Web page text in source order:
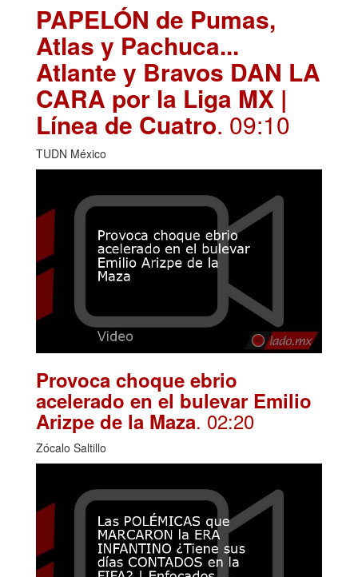
PAPELÓN de Pumas,
Atlas y Pachuca...
Atlante y Bravos DAN LA
CARA por la Liga MX |
Línea de Cuatro. 09:10
TUDN México
Provoca choque ebrio
acelerado en el bulevar Emilio
Arizpe de la Maza. 02:20
Zócalo Saltillo